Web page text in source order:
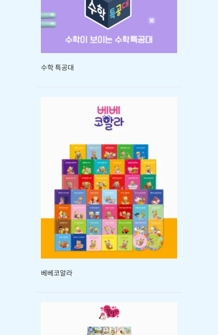
수학 특공대
베베코알라